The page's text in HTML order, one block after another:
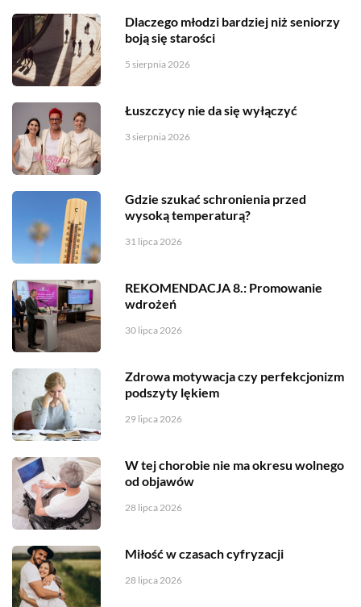
Dlaczego młodzi bardziej niż seniorzy
boją się starości
5 sierpnia 2026
Łuszczycy nie da się wyłączyć
3 sierpnia 2026
Gdzie szukać schronienia przed
wysoką temperaturą?
31 lipca 2026
REKOMENDACJA 8.: Promowanie
wdrożeń
30 lipca 2026
Zdrowa motywacja czy perfekcjonizm
podszyty lękiem
29 lipca 2026
W tej chorobie nie ma okresu wolnego
od objawów
28 lipca 2026
Miłość w czasach cyfryzacji
28 lipca 2026